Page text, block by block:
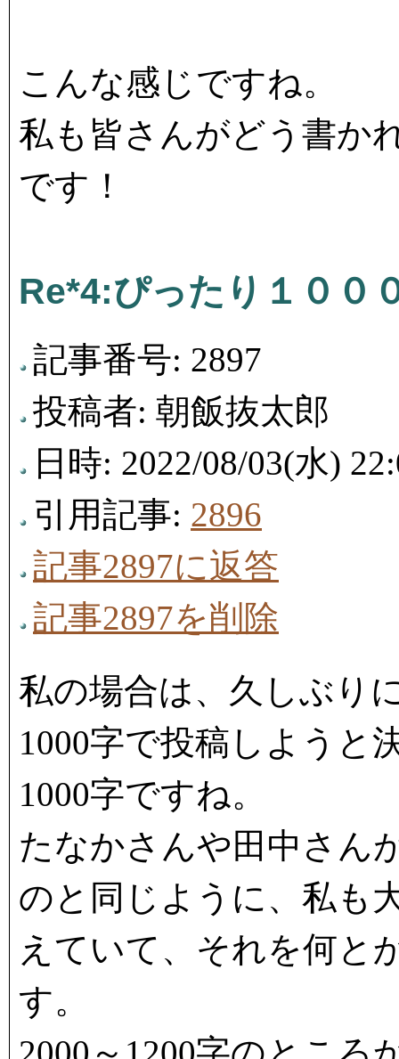
こんな感じですね。
私も皆さんがどう書か
です！
Re*4:ぴったり１００
記事番号: 2897
投稿者: 朝飯抜太郎
日時: 2022/08/03(水)
引用記事: 2896
記事2897に返答
記事2897を削除
私の場合は、久しぶり
1000字で投稿しようと
1000字ですね。
たなかさんや田中さん
のと同じように、私も
えていて、それを何と
す。